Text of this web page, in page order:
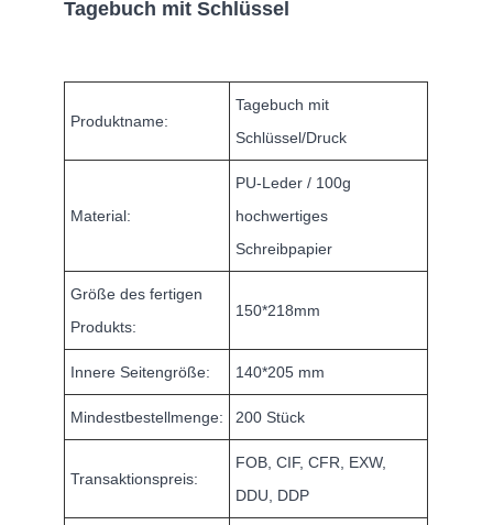
Tagebuch mit Schlüssel
Produktname:
Tagebuch mit
Schlüssel/Druck
Material:
PU-Leder / 100g
hochwertiges
Schreibpapier
Größe des fertigen
Produkts:
150*218mm
Innere Seitengröße: 140*205 mm
Mindestbestellmenge: 200 Stück
Transaktionspreis:
FOB, CIF, CFR, EXW,
DDU, DDP